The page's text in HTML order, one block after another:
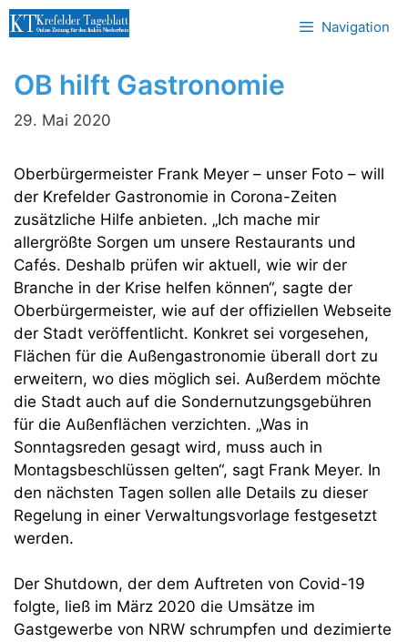
Zum
Inhalt
Navigation
OB hilft Gastronomie
29. Mai 2020
Oberbürgermeister Frank Meyer – unser Foto – will
der Krefelder Gastronomie in Corona-Zeiten
zusätzliche Hilfe anbieten. „Ich mache mir
allergrößte Sorgen um unsere Restaurants und
Cafés. Deshalb prüfen wir aktuell, wie wir der
Branche in der Krise helfen können“, sagte der
Oberbürgermeister, wie auf der offiziellen Webseite
der Stadt veröffentlicht. Konkret sei vorgesehen,
Flächen für die Außengastronomie überall dort zu
erweitern, wo dies möglich sei. Außerdem möchte
die Stadt auch auf die Sondernutzungsgebühren
für die Außenflächen verzichten. „Was in
Sonntagsreden gesagt wird, muss auch in
Montagsbeschlüssen gelten“, sagt Frank Meyer. In
den nächsten Tagen sollen alle Details zu dieser
Regelung in einer Verwaltungsvorlage festgesetzt
werden.
Der Shutdown, der dem Auftreten von Covid-19
folgte, ließ im März 2020 die Umsätze im
Gastgewerbe von NRW schrumpfen und dezimierte